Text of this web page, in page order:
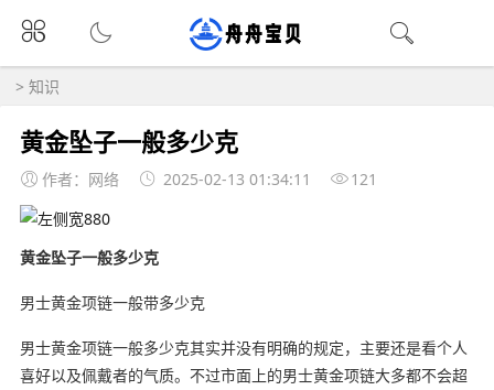
> 知识
黄金坠子一般多少克
作者：网络 2025-02-13 01:34:11 121
黄金坠子一般多少克
男士黄金项链一般带多少克
男士黄金项链一般多少克其实并没有明确的规定，主要还是看个人
喜好以及佩戴者的气质。不过市面上的男士黄金项链大多都不会超